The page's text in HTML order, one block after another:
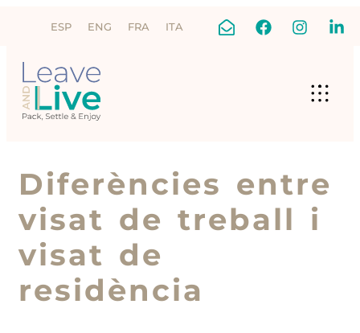
ESP ENG FRA ITA
Diferències entre
visat de treball i
visat de
residència